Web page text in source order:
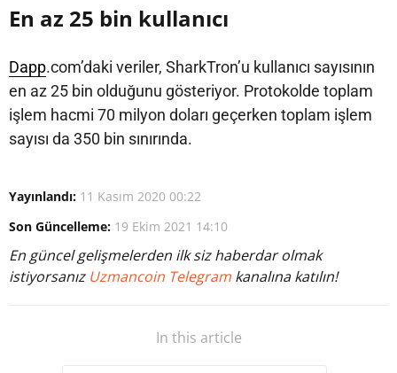
En az 25 bin kullanıcı
Dapp.com’daki veriler, SharkTron’u kullanıcı sayısının
en az 25 bin olduğunu gösteriyor. Protokolde toplam
işlem hacmi 70 milyon doları geçerken toplam işlem
sayısı da 350 bin sınırında.
Yayınlandı: 11 Kasım 2020 00:22
Son Güncelleme: 19 Ekim 2021 14:10
En güncel gelişmelerden ilk siz haberdar olmak
istiyorsanız Uzmancoin Telegram kanalına katılın!
In this article